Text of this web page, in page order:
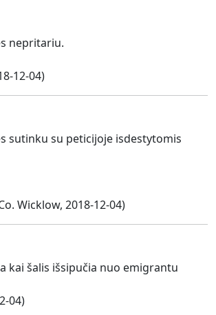
nepritariu.
12-04)
sutinku su peticijoje isdestytomis
Wicklow, 2018-12-04)
kai šalis išsipučia nuo emigrantu
04)